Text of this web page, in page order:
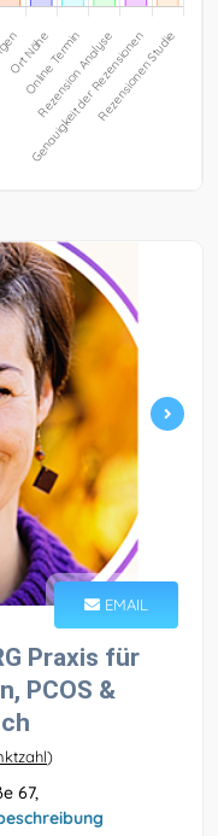
EMAIL
Praxis für
PCOS &
)
67,